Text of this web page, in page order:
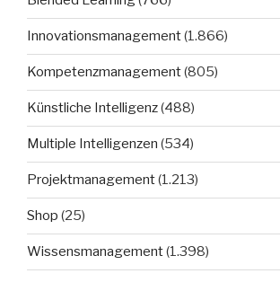
Innovationsmanagement(1.866)
Kompetenzmanagement(805)
Künstliche Intelligenz(488)
Multiple Intelligenzen (534)
Projektmanagement(1.213)
Shop (25)
Wissensmanagement(1.398)